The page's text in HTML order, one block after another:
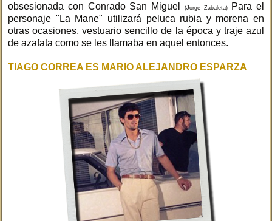
obsesionada con Conrado San Miguel
(Jorge Zabaleta)Para el
personaje "La Mane" utilizará peluca rubia y morena en
otras ocasiones, vestuario sencillo de la época y traje azul
de azafata como se les llamaba en aquel entonces.
TIAGO CORREA ES MARIO ALEJANDRO ESPARZA